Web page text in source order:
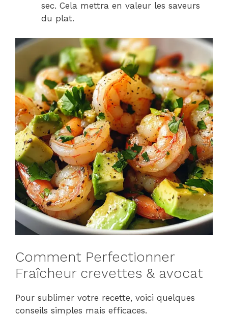
sec. Cela mettra en valeur les saveurs
du plat.
Comment Perfectionner
Fraîcheur crevettes & avocat
Pour sublimer votre recette, voici quelques
conseils simples mais efficaces.